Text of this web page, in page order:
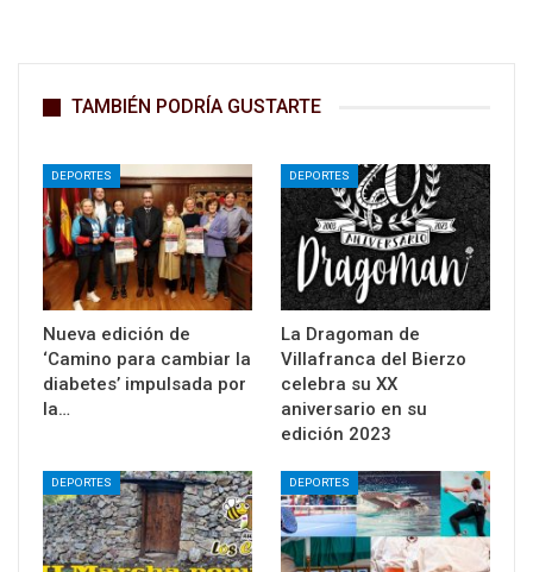
TAMBIÉN PODRÍA GUSTARTE
DEPORTES
Nueva edición de
‘Camino para cambiar la
diabetes’ impulsada por
la…
DEPORTES
La Dragoman de
Villafranca del Bierzo
celebra su XX
aniversario en su
edición 2023
DEPORTES DEPORTES